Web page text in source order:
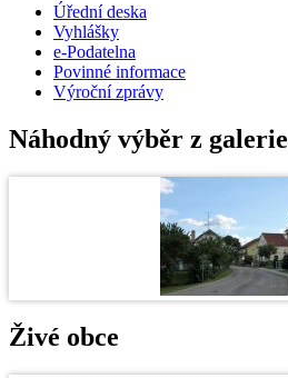
Úřední deska
Vyhlášky
e-Podatelna
Povinné informace
Výroční zprávy
Náhodný výběr z galerie
Živé obce